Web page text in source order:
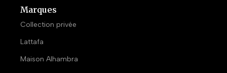
Marques
Collection privée
Lattafa
Maison Alhambra